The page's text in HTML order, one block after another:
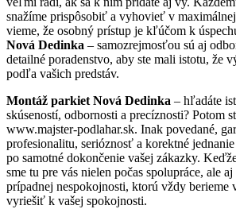
snažíme prispôsobiť a vyhovieť v
vieme, že osobný prístup je kľúčom k
Nová Dedinka – samozrejmosťou sú aj
detailné poradenstvo, aby ste mali istotu, že
podľa vašich predstáv.
Montáž parkiet Nová Dedinka – hľadáte
skúseností, odbornosti a precíznosti? Potom
www.majster-podlahar.sk. Inak povedané,
profesionalitu, serióznosť a korektné
po samotné dokončenie vašej zákazky.
sme tu pre vás nielen počas spolupráce, ale
prípadnej nespokojnosti, ktorú vždy berieme
vyriešiť k vašej spokojnosti.